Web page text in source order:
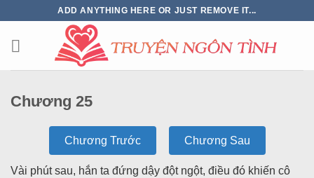
ADD ANYTHING HERE OR JUST REMOVE IT...
Chương 25
Chương Trước Chương Sau
Vài phút sau, hắn ta đứng dậy đột ngột, điều đó khiến cô